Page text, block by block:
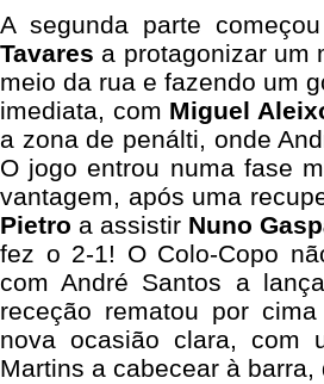
A segunda parte
Tavares a protagonizar um
meio da rua e fazendo um
imediata, com Miguel
a zona de penálti, onde
O jogo entrou numa fase
vantagem, após uma
Pietro a assistir Nuno
fez o 2-1! O Colo-Copo
com André Santos a
receção rematou por
nova ocasião clara, com
Martins a cabecear à